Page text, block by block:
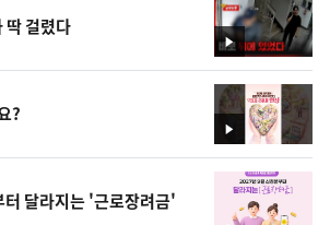
영
상
걸렸다
영
상
?
달라지는 '근로장려금'